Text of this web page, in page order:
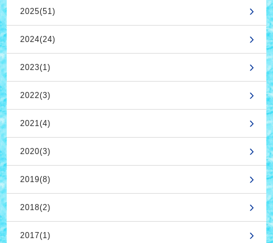
2025(51)
2024(24)
2023(1)
2022(3)
2021(4)
2020(3)
2019(8)
2018(2)
2017(1)